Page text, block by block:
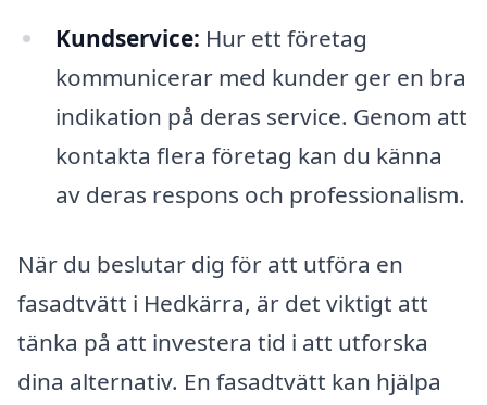
Kundservice: Hur ett företag
kommunicerar med kunder ger en bra
indikation på deras service. Genom att
kontakta flera företag kan du känna
av deras respons och professionalism.
När du beslutar dig för att utföra en
fasadtvätt i Hedkärra, är det viktigt att
tänka på att investera tid i att utforska
dina alternativ. En fasadtvätt kan hjälpa